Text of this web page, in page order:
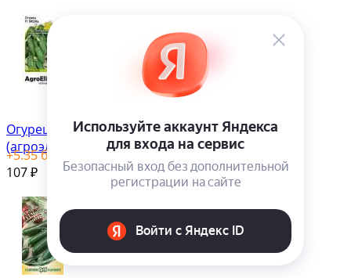
Огурец Эколь F1
(агроэлита) 5 шт
+5.35бонус(ов)
107 ₽